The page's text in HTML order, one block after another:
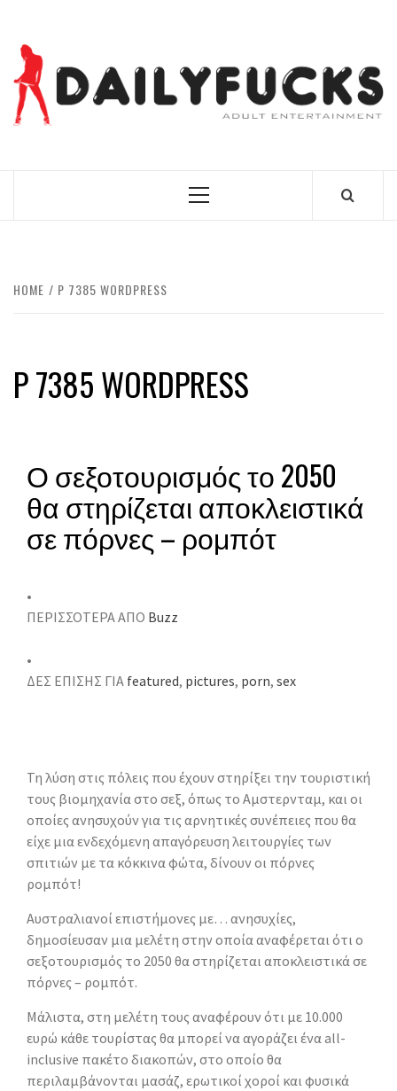
content
Primary
HOME P 7385 WORDPRESS
P 7385 WORDPRESS
Ο σεξοτουρισμός το 2050
θα στηρίζεται αποκλειστικά
σε πόρνες – ρομπότ
•
ΠΕΡΙΣΣΟΤΕΡΑ ΑΠΟ Buzz
•
ΔΕΣ ΕΠΙΣΗΣ ΓΙΑ featured, pictures, porn, sex
Τη λύση στις πόλεις που έχουν στηρίξει την τουριστική
τους βιομηχανία στο σεξ, όπως το Αμστερνταμ, και οι
οποίες ανησυχούν για τις αρνητικές συνέπειες που θα
είχε μια ενδεχόμενη απαγόρευση λειτουργίες των
σπιτιών με τα κόκκινα φώτα, δίνουν οι πόρνες
ρομπότ!
Αυστραλιανοί επιστήμονες με… ανησυχίες,
δημοσίευσαν μια μελέτη στην οποία αναφέρεται ότι ο
σεξοτουρισμός το 2050 θα στηρίζεται αποκλειστικά σε
πόρνες – ρομπότ.
Μάλιστα, στη μελέτη τους αναφέρουν ότι με 10.000
ευρώ κάθε τουρίστας θα μπορεί να αγοράζει ένα all-
inclusive πακέτο διακοπών, στο οποίο θα
περιλαμβάνονται μασάζ, ερωτικοί χοροί και φυσικά